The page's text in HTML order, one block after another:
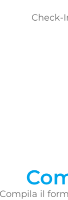
Check-
Compila il